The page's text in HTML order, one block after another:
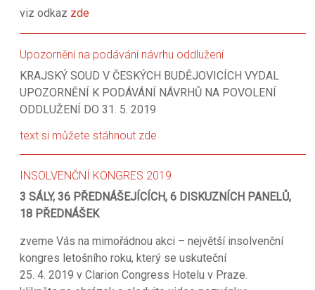
viz odkaz zde
Upozornění na podávání návrhu oddlužení
KRAJSKÝ SOUD V ČESKÝCH BUDĚJOVICÍCH VYDAL
UPOZORNĚNÍ K PODÁVÁNÍ NÁVRHŮ NA POVOLENÍ
ODDLUŽENÍ DO 31. 5. 2019
text si můžete stáhnout zde
INSOLVENČNÍ KONGRES 2019
3 SÁLY, 36 PŘEDNÁŠEJÍCÍCH, 6 DISKUZNÍCH PANELŮ,
18 PŘEDNÁŠEK
zveme Vás na mimořádnou akci – největší insolvenční
kongres letošního roku, který se uskuteční
25. 4. 2019 v Clarion Congress Hotelu v Praze.